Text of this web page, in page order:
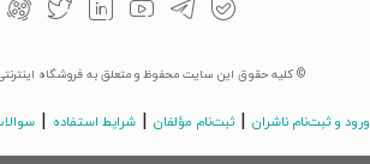
© کلیه حقوق این سایت محفوظ و متعلق به فروشگاه
ورود و ثبت‌نام ناشران ثبت‌نام مؤلفان شرایط استفاده